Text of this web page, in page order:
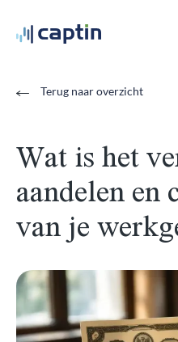
Terug naar overzicht
Wat is het
aandelen en
van je